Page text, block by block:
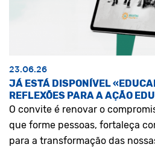
23.06.26
JÁ ESTÁ DISPONÍVEL
REFLEXÕES PARA A AÇÃO
O convite é renovar o
que forme pessoas, fortaleça
para a transformação das